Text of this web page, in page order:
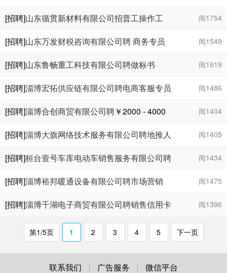
￥5000 - 6000
阅1754
[招聘]山东循贯新材料有限公司招普工操作工
￥5000 - 8000
阅1549
[招聘]山东万发财税咨询有限公司聘 商务专员
￥3000 - 5000
阅1619
[招聘]山东鲁畅重工科技有限公司聘做标书
￥3000 - 4000
阅1486
[招聘]淄博宏拓供应链有限公司聘电商客服专员
￥3000 - 4000
阅1404
[招聘]淄博合创商贸有限公司聘￥2000 - 4000
阅1405
[招聘]淄博大旗网络技术服务有限公司聘地推人
员￥5000 - 8000 阅1434
[招聘]桓台壹号车库电动车销售服务有限公司聘
销售专员￥5000 - 1万 阅1475
[招聘]淄博裕邦暖通设备有限公司聘市场营销
￥2000 - 7000
阅1396
[招聘]淄博千湖电子商贸有限公司聘销售信用卡
￥8000 - 1.3万
第1/5页 1 2 3 4 5 下一页
联系我们 广告服务 微信平台